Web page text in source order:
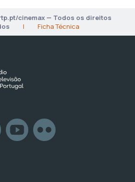
cinemax — Todos os direitos
| Ficha Técnica